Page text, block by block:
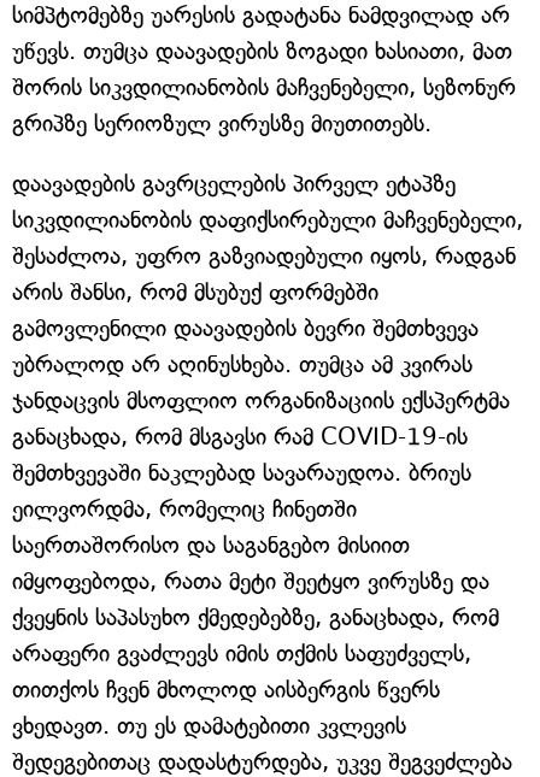
სიმპტომებზე უარესის გადატანა ნამდვილად არ
უწევს. თუმცა დაავადების ზოგადი ხასიათი, მათ
შორის სიკვდილიანობის მაჩვენებელი, სეზონურ
გრიპზე სერიოზულ ვირუსზე მიუთითებს.
დაავადების გავრცელების პირველ ეტაპზე
სიკვდილიანობის დაფიქსირებული მაჩვენებელი,
შესაძლოა, უფრო გაზვიადებული იყოს, რადგან
არის შანსი, რომ მსუბუქ ფორმებში
გამოვლენილი დაავადების ბევრი შემთხვევა
უბრალოდ არ აღინუსხება. თუმცა ამ კვირას
ჯანდაცვის მსოფლიო ორგანიზაციის ექსპერტმა
განაცხადა, რომ მსგავსი რამ COVID-19-ის
შემთხვევაში ნაკლებად სავარაუდოა. ბრიუს
ეილვორდმა, რომელიც ჩინეთში
საერთაშორისო და საგანგებო მისიით
იმყოფებოდა, რათა მეტი შეეტყო ვირუსზე და
ქვეყნის საპასუხო ქმედებებზე, განაცხადა, რომ
არაფერი გვაძლევს იმის თქმის საფუძველს,
თითქოს ჩვენ მხოლოდ აისბერგის წვერს
ვხედავთ. თუ ეს დამატებითი კვლევის
შედეგებითაც დადასტურდება, უკვე შეგვეძლება